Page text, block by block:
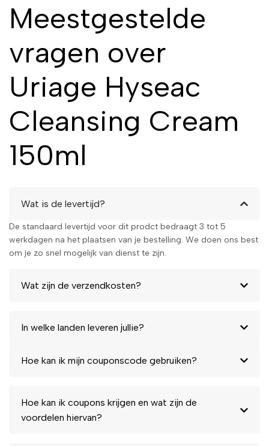
Meestgestelde
vragen over
Uriage Hyseac
Cleansing Cream
150ml
Wat is de levertijd?
De standaard levertijd voor dit prodct bedraagt 3 tot 5
werkdagen na het plaatsen van je bestelling. We doen ons best
om je zo snel mogelijk van dienst te zijn.
Wat zijn de verzendkosten?
In welke landen leveren jullie?
Hoe kan ik mijn couponscode gebruiken?
Hoe kan ik coupons krijgen en wat zijn de
voordelen hiervan?